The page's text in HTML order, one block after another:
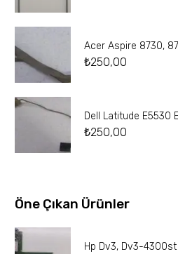
Acer Aspire 8730,
₺250,00
Dell Latitude E5530
₺250,00
Öne Çıkan Ürünler
Hp Dv3, Dv3-